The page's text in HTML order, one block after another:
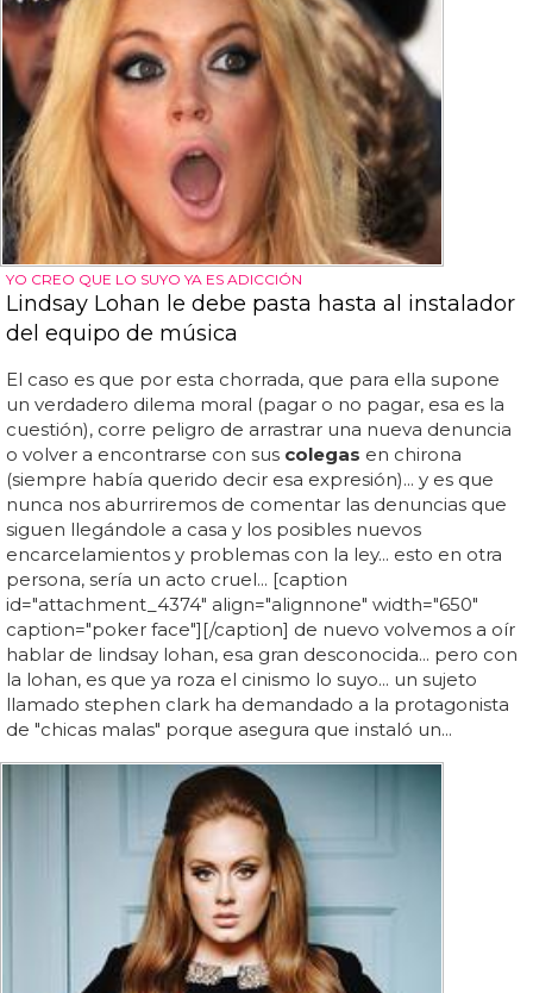
YO CREO QUE LO SUYO YA ES ADICCIÓN
Lindsay Lohan le debe pasta hasta al instalador
del equipo de música
El caso es que por esta chorrada, que para ella supone
un verdadero dilema moral (pagar o no pagar, esa es la
cuestión), corre peligro de arrastrar una nueva denuncia
o volver a encontrarse con sus colegas en chirona
(siempre había querido decir esa expresión)... y es que
nunca nos aburriremos de comentar las denuncias que
siguen llegándole a casa y los posibles nuevos
encarcelamientos y problemas con la ley... esto en otra
persona, sería un acto cruel... [caption
id="attachment_4374" align="alignnone" width="650"
caption="poker face"][/caption] de nuevo volvemos a oír
hablar de lindsay lohan, esa gran desconocida... pero con
la lohan, es que ya roza el cinismo lo suyo... un sujeto
llamado stephen clark ha demandado a la protagonista
de "chicas malas" porque asegura que instaló un...